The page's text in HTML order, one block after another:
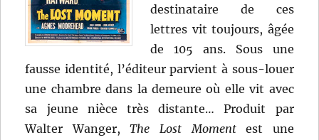
destinataire de ces
lettres vit toujours, âgée
de 105 ans. Sous une
fausse identité, l’éditeur parvient à sous-louer
une chambre dans la demeure où elle vit avec
sa jeune nièce très distante… Produit par
Walter Wanger,The Lost Momentest une